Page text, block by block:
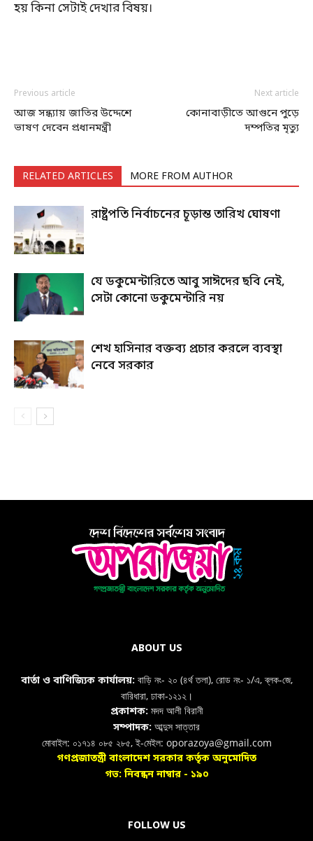
হয় কিনা সেটাই দেখার বিষয়।
Previous article
আজ সন্ধ্যায় জাতির উদ্দেশে
ভাষণ দেবেন প্রধানমন্ত্রী
Next article
কোনাবাড়ীতে আগুনে পুড়ে
দম্পতির মৃত্যু
RELATED ARTICLES MORE FROM AUTHOR
রাষ্ট্রপতি নির্বাচনের চূড়ান্ত তারিখ ঘোষণা
যে ডকুমেন্টারিতে আবু সাঈদের ছবি নেই,
সেটা কোনো ডকুমেন্টারি নয়
শেখ হাসিনার বক্তব্য প্রচার করলে ব্যবস্থা
নেবে সরকার
ABOUT US
বার্তা ও বাণিজ্যিক কার্যালয়: বাড়ি নং- ২০ (৪র্থ তলা), রোড নং- ১/এ, ব্লক-জে,
বারিধারা, ঢাকা-১২১২।
প্রকাশক:মদদ আলী বিরানী
সম্পাদক: আব্দুস সাত্তার
মোবাইল: ০১৭১৪ ০৮৫ ২৮৫, ই-মেইল: oporazoya@gmail.com
গণপ্রজাতন্ত্রী বাংলাদেশ সরকার কর্তৃক অনুমোদিত
গভ: নিবন্ধন নাম্বার - ১৯০
FOLLOW US